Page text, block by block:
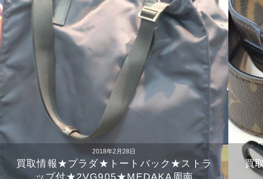
2018年2月28日
買取情報★プラダ★トートバック★ストラ
ップ付★2VG905★MEDAKA周南
買